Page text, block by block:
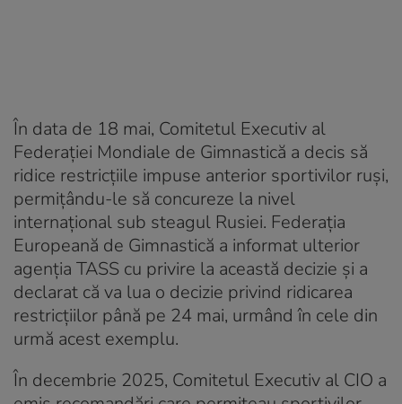
În data de 18 mai, Comitetul Executiv al
Federaţiei Mondiale de Gimnastică a decis să
ridice restricţiile impuse anterior sportivilor ruşi,
permiţându-le să concureze la nivel
internaţional sub steagul Rusiei. Federaţia
Europeană de Gimnastică a informat ulterior
agenţia TASS cu privire la această decizie şi a
declarat că va lua o decizie privind ridicarea
restricţiilor până pe 24 mai, urmând în cele din
urmă acest exemplu.
În decembrie 2025, Comitetul Executiv al CIO a